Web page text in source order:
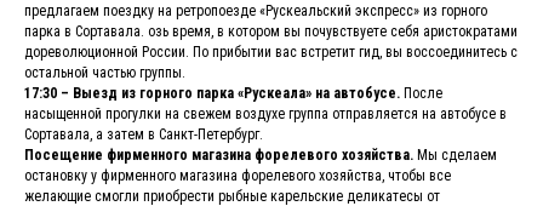
предлагаем поездку на ретропоезде «Рускеальский экспресс» из горного
парка в Сортавала. озь время, в котором вы почувствуете себя аристократами
дореволюционной России. По прибытии вас встретит гид, вы воссоединитесь с
остальной частью группы.
17:30 – Выезд из горного парка «Рускеала» на автобусе. После
насыщенной прогулки на свежем воздухе группа отправляется на автобусе в
Сортавала, а затем в Санкт-Петербург.
Посещение фирменного магазина форелевого хозяйства. Мы сделаем
остановку у фирменного магазина форелевого хозяйства, чтобы все
желающие смогли приобрести рыбные карельские деликатесы от